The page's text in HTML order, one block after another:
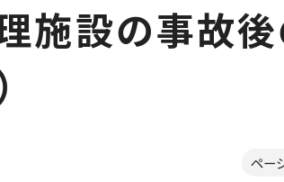
施設の事故
ペー